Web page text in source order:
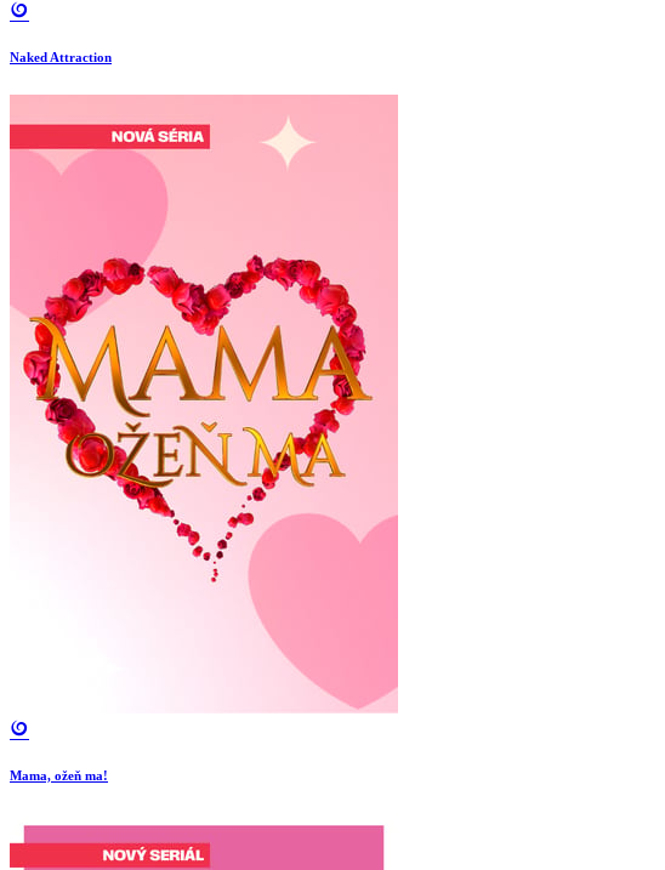
Naked Attraction
Mama, ožeň ma!